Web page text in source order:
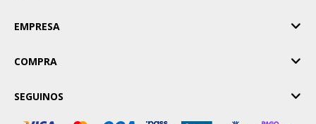
EMPRESA
COMPRA
SEGUINOS